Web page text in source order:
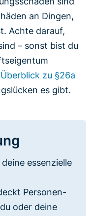
an Dingen,
Achte darauf,
– sonst bist du
zu §26a
es gibt.
essenzielle
Personen-
oder deine